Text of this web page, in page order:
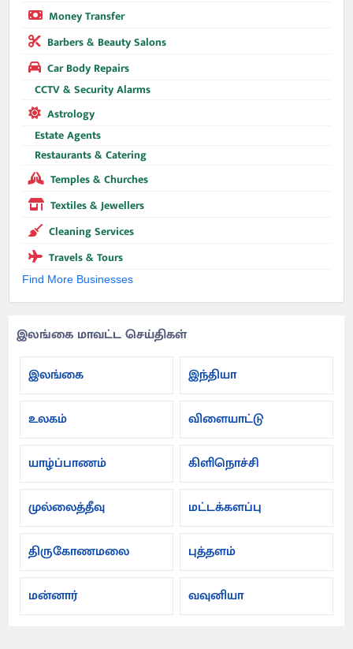
Money Transfer
Barbers & Beauty Salons
Car Body Repairs
CCTV & Security Alarms
Astrology
Estate Agents
Restaurants & Catering
Temples & Churches
Textiles & Jewellers
Cleaning Services
Travels & Tours
Find More Businesses
இலங்கை மாவட்ட செய்திகள்
இலங்கை
இந்தியா
உலகம் விளையாட்டு
யாழ்ப்பாணம் கிளிநொச்சி
முல்லைத்தீவு மட்டக்களப்பு
திருகோணமலை புத்தளம்
மன்னார் வவுனியா